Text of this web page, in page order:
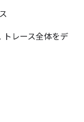
トレース全体をデ